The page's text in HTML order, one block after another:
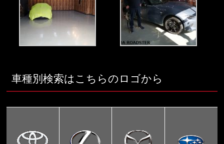
車種別検索はこちらのロゴから